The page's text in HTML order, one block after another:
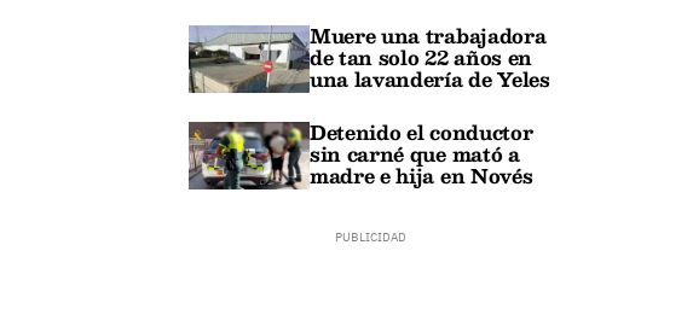
Muere una trabajadora
de tan solo 22 años en
una lavandería de Yeles
Detenido el conductor
sin carné que mató a
madre e hija en Novés